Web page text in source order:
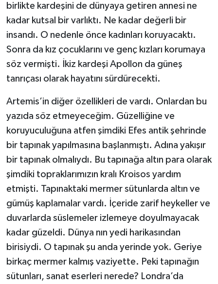
birlikte kardeşini de dünyaya getiren annesi ne
kadar kutsal bir varlıktı. Ne kadar değerli bir
insandı. O nedenle önce kadınları koruyacaktı.
Sonra da kız çocuklarını ve genç kızları korumaya
söz vermişti. İkiz kardeşi Apollon da güneş
tanrıçası olarak hayatını sürdürecekti.
Artemis’in diğer özellikleri de vardı. Onlardan bu
yazıda söz etmeyeceğim. Güzelliğine ve
koruyuculuğuna atfen şimdiki Efes antik şehrinde
bir tapınak yapılmasına başlanmıştı. Adına yakışır
bir tapınak olmalıydı. Bu tapınağa altın para olarak
şimdiki topraklarımızın kralı Kroisos yardım
etmişti. Tapınaktaki mermer sütunlarda altın ve
gümüş kaplamalar vardı. İçeride zarif heykeller ve
duvarlarda süslemeler izlemeye doyulmayacak
kadar güzeldi. Dünya nın yedi harikasından
birisiydi. O tapınak şu anda yerinde yok. Geriye
birkaç mermer kalmış vaziyette. Peki tapınağın
sütunları, sanat eserleri nerede? Londra’da